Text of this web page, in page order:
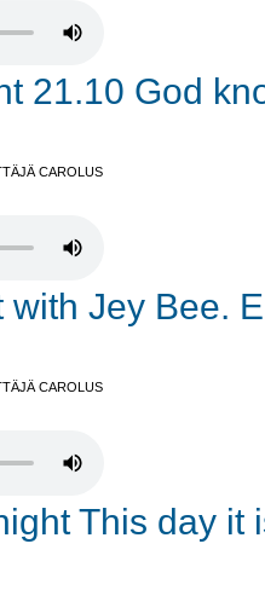
21.10 God
CAROLUS
with Jey Bee.
CAROLUS
This day it